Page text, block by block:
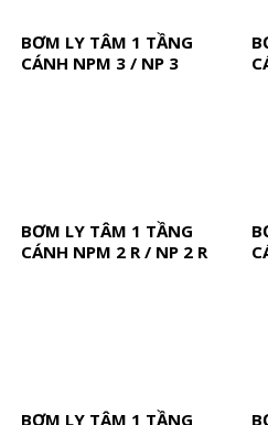
BƠM LY TÂM 1 TẦNG
CÁNH NPM 3 / NP 3
BƠM LY TÂM 1 TẦNG
CÁNH NPM 2 R / NP 2 R
BƠM LY TÂM 1 TẦNG